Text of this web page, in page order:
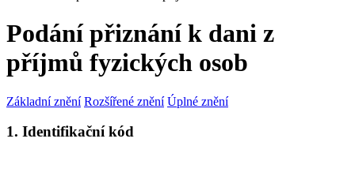
Podání přiznání k dani z
příjmů fyzických osob
Základní znění Rozšířené znění Úplné znění
1. Identifikační kód